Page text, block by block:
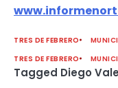
TRES DE FEBRERO
TRES DE FEBRERO
Tagged Diego